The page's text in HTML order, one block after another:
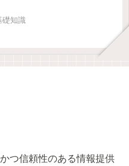
礎知識
つ信頼性のある情報提供